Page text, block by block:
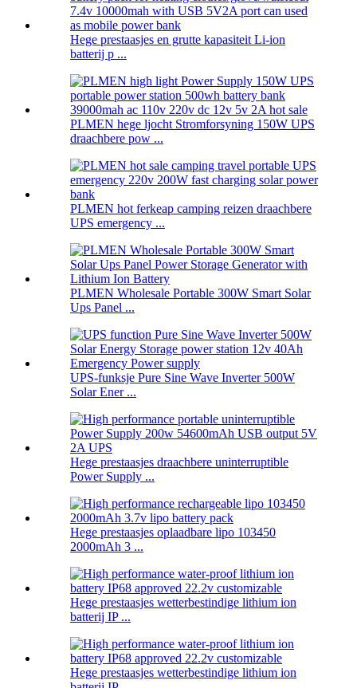
Hege prestaasjes en grutte kapasiteit Li-ion
batterij p ...
PLMEN hege ljocht Stromforsyning 150W UPS
draachbere pow ...
PLMEN hot ferkeap camping reizen draachbere
UPS emergency ...
PLMEN Wholesale Portable 300W Smart Solar
Ups Panel ...
UPS-funksje Pure Sine Wave Inverter 500W
Solar Ener ...
Hege prestaasjes draachbere uninterruptible
Power Supply ...
Hege prestaasjes oplaadbare lipo 103450
2000mAh 3 ...
Hege prestaasjes wetterbestindige lithium ion
batterij IP ...
Hege prestaasjes wetterbestindige lithium ion